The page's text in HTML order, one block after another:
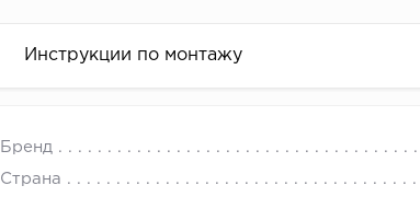
Инструкции по монтажу
Бренд
Страна